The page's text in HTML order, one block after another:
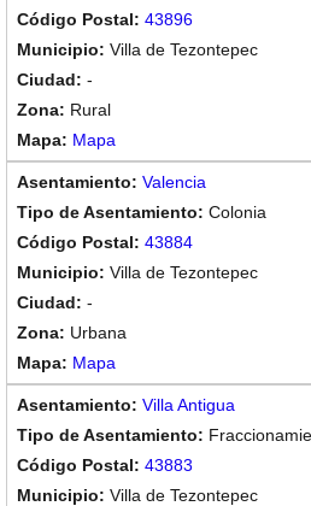
43896
Villa de Tezontepec
-
Rural
Mapa
Valencia
Colonia
43884
Villa de Tezontepec
-
Urbana
Mapa
Villa Antigua
43883
Villa de Tezontepec